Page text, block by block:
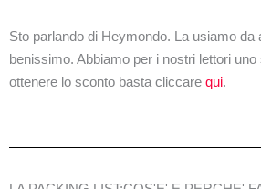
Sto parlando di Heymondo. La usiamo da
benissimo. Abbiamo per i nostri lettori
ottenere lo sconto basta cliccare qui.